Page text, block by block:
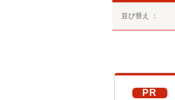
並び替え ：
PR